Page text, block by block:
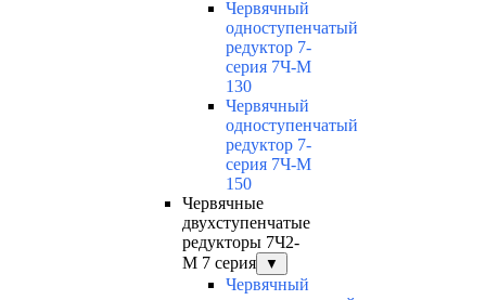
Червячный
одноступенчатый
редуктор 7-
серия 7Ч-М
130
Червячный
одноступенчатый
редуктор 7-
серия 7Ч-М
150
Червячные
двухступенчатые
редукторы 7Ч2-
М 7 серия
▼
Червячный